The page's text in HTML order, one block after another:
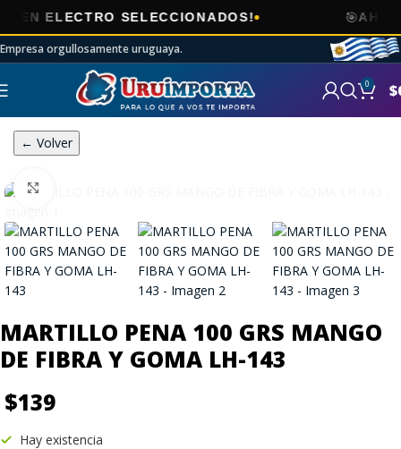
ELECTRO SELECCIONADOS! AHORA
Empresa orgullosamente uruguaya.
0 $
← Volver
MARTILLO PENA 100 GRS MANGO
DE FIBRA Y GOMA LH-143
$139
Hay existencia